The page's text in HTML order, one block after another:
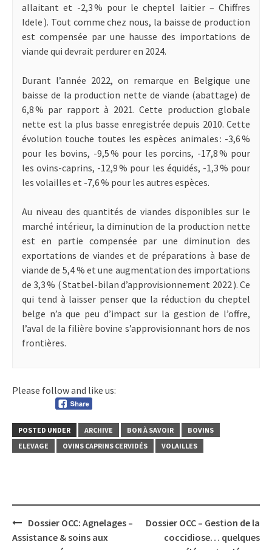
allaitant et -2,3 % pour le cheptel laitier – Chiffres
Idele ). Tout comme chez nous, la baisse de production
est compensée par une hausse des importations de
viande qui devrait perdurer en 2024.
Durant l’année 2022, on remarque en Belgique une
baisse de la production nette de viande (abattage) de
6,8 % par rapport à 2021. Cette production globale
nette est la plus basse enregistrée depuis 2010. Cette
évolution touche toutes les espèces animales : -3,6 %
pour les bovins, -9,5 % pour les porcins, -17,8 % pour
les ovins-caprins, -12,9 % pour les équidés, -1,3 % pour
les volailles et -7,6 % pour les autres espèces.
Au niveau des quantités de viandes disponibles sur le
marché intérieur, la diminution de la production nette
est en partie compensée par une diminution des
exportations de viandes et de préparations à base de
viande de 5,4 % et une augmentation des importations
de 3,3 % ( Statbel-bilan d’approvisionnement 2022 ). Ce
qui tend à laisser penser que la réduction du cheptel
belge n’a que peu d’impact sur la gestion de l’offre,
l’aval de la filière bovine s’approvisionnant hors de nos
frontières.
Please follow and like us:
POSTED UNDER ARCHIVE BON À SAVOIR
BOVINS
ELEVAGE
OVINS CAPRINS CERVIDÉS VOLAILLES
Post
navigation
Dossier OCC: Agnelages –
Assistance & soins aux
Dossier OCC – Gestion de la
coccidiose… quelques